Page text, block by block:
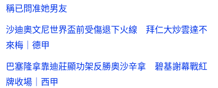
稱已問准她男友
沙迪奧文尼世界盃前受傷退下火線 拜仁大炒雲達不
來梅｜德甲
巴塞隆拿靠迪莊顯功架反勝奧沙辛拿 碧基謝幕戰紅
牌收場｜西甲